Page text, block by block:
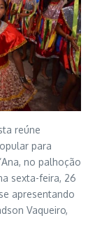
reúne
para
no palhoção
sexta-feira, 26
apresentando
Vaqueiro,